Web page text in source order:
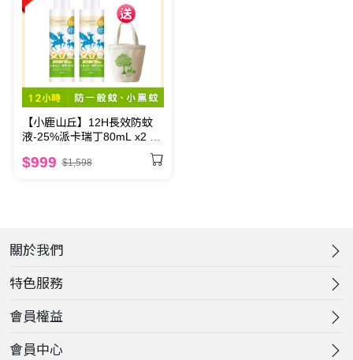
【小鹿山丘】12H長效防蚊
液-25%派卡瑞丁80mL x2 送
$999 $1,598
關於我們
特色服務
會員權益
會員中心